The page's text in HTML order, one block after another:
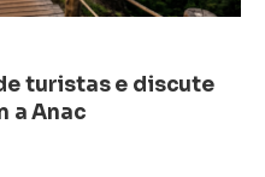
turistas e discute
a Anac